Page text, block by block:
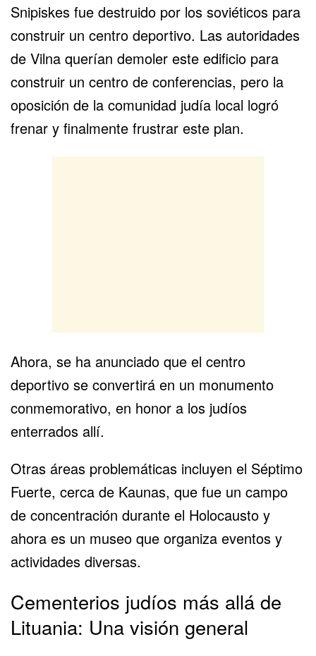
Snipiskes fue destruido por los soviéticos para
construir un centro deportivo. Las autoridades
de Vilna querían demoler este edificio para
construir un centro de conferencias, pero la
oposición de la comunidad judía local logró
frenar y finalmente frustrar este plan.
Ahora, se ha anunciado que el centro
deportivo se convertirá en un monumento
conmemorativo, en honor a los judíos
enterrados allí.
Otras áreas problemáticas incluyen el Séptimo
Fuerte, cerca de Kaunas, que fue un campo
de concentración durante el Holocausto y
ahora es un museo que organiza eventos y
actividades diversas.
Cementerios judíos más allá de
Lituania: Una visión general